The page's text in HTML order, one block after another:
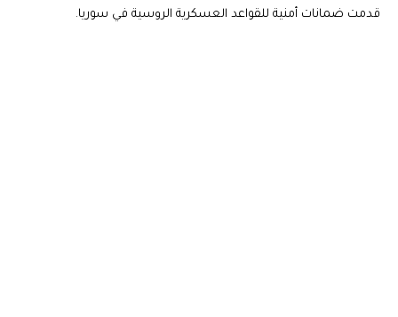
قدمت ضمانات أمنية للقواعد العسكرية الروسية في سوريا.